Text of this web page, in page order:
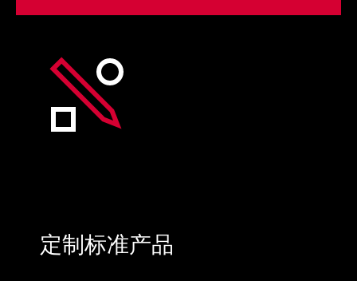
定制标准产品